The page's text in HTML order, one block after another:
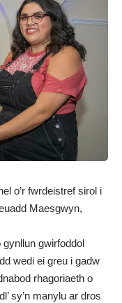
o’r fwrdeistref sirol i
Maesgwyn,
gwirfoddol
wedi ei greu i gadw
rhagoriaeth o
sy’n manylu ar dros